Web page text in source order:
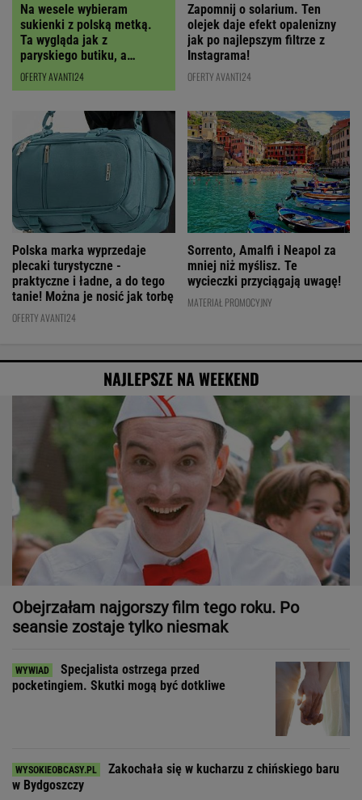
Na wesele wybieram
sukienki z polską metką.
Ta wygląda jak z
paryskiego butiku, a
kupimy ją z RABATEM
OFERTY AVANTI24
Zapomnij o solarium. Ten
olejek daje efekt opalenizny
jak po najlepszym filtrze z
Instagrama!
OFERTY AVANTI24
Polska marka wyprzedaje
plecaki turystyczne -
praktyczne i ładne, a do tego
tanie! Można je nosić jak torbę
OFERTY AVANTI24
Sorrento, Amalfi i Neapol za
mniej niż myślisz. Te
wycieczki przyciągają uwagę!
MATERIAŁ PROMOCYJNY
NAJLEPSZE NA WEEKEND
Obejrzałam najgorszy film tego roku. Po
seansie zostaje tylko niesmak
Specjalista ostrzega przed
pocketingiem. Skutki mogą być dotkliwe
Zakochała się w kucharzu z chińskiego baru
w Bydgoszczy